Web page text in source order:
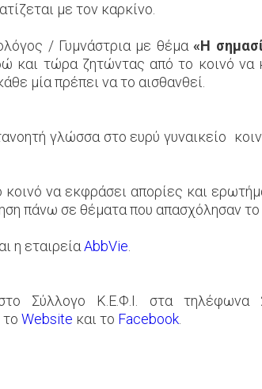
με τον καρκίνο.
/ Γυμνάστρια με θέμα«Η
και τώρα ζητώντας από το κοινό να
μία πρέπει να το αισθανθεί.
γλώσσα στο ευρύ γυναικείο
να εκφράσει απορίες και
πάνω σε θέματα που απασχόλησαν το
η εταιρείαAbbVie
Σύλλογο Κ.Ε.Φ.Ι. στα τηλέφωνα
το Website και το Facebook